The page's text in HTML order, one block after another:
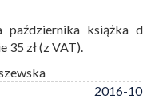
października książka
35 zł (z VAT).
2016-